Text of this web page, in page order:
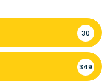
30
349